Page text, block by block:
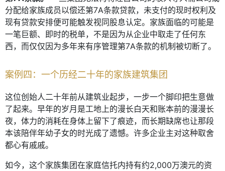
分配给家族成员以偿还第7A条款贷款，未支付的现时权利及
现有贷款安排便可能触发视同股息认定。家族面临的可能是
一笔巨额、即时的税单，不是因为从企业中取走了任何东
西，而仅仅因为多年来有序管理第7A条款的机制被切断了。
案例四：一个历经二十年的家族建筑集团
这位创始人二十年前从建筑业起步，一步一个脚印把生意做
了起来。早年的岁月是工地上的漫长白天和账本前的漫漫长
夜，体力的消耗在身体上留下了痕迹，而长期缺席也让那段
本该陪伴年幼子女的时光成了遗憾。许多企业主对这种取舍
都心有戚戚。
如今，这个家族集团在家庭信托内持有约2,000万澳元的资